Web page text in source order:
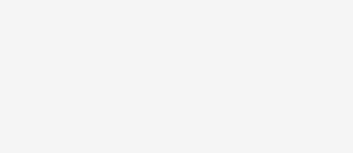
over 8 Verantwoording